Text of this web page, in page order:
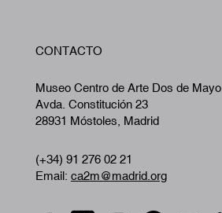
CONTACTO
Museo Centro de Arte Dos de Mayo
Avda. Constitución 23
28931 Móstoles, Madrid
(+34) 91 276 02 21
Email: ca2m@madrid.org